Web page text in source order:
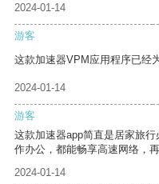
2024-01-14
游客
这款加速器VPM应用程序已经
2024-01-14
游客
这款加速器app简直是居家旅
作办公，都能畅享高速网络，
2024-01-14